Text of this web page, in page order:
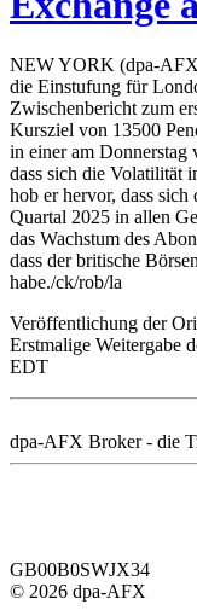
NEW YORK (dpa-
die Einstufung für
Zwischenbericht zum
Kursziel von 13500
in einer am Donnerstag
dass sich die Volatilität
hob er hervor, dass
Quartal 2025 in allen
das Wachstum des
dass der britische
habe./ck/rob/la
Veröffentlichung der
Erstmalige Weitergabe
EDT
dpa-AFX Broker - die
GB00B0SWJX34
© 2026 dpa-AFX